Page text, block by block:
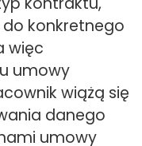
konkretnego
więc
umowy
wiążą się
danego
umowy